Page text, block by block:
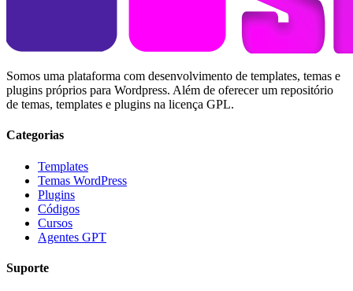
Somos uma plataforma com desenvolvimento de templates, temas e
plugins próprios para Wordpress. Além de oferecer um repositório
de temas, templates e plugins na licença GPL.
Categorias
Templates
Temas WordPress
Plugins
Códigos
Cursos
Agentes GPT
Suporte